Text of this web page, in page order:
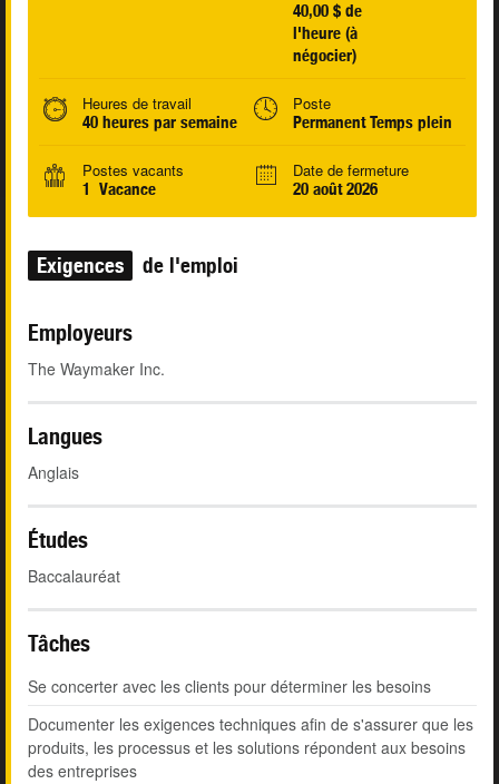
40,00 $ de
l'heure (à
négocier)
Heures de travail
40 heures par semaine
Poste
Permanent Temps plein
Postes vacants
1 Vacance
Date de fermeture
20 août 2026
Exigences de l'emploi
Employeurs
The Waymaker Inc.
Langues
Anglais
Études
Baccalauréat
Tâches
Se concerter avec les clients pour déterminer les besoins
Documenter les exigences techniques afin de s'assurer que les
produits, les processus et les solutions répondent aux besoins
des entreprises